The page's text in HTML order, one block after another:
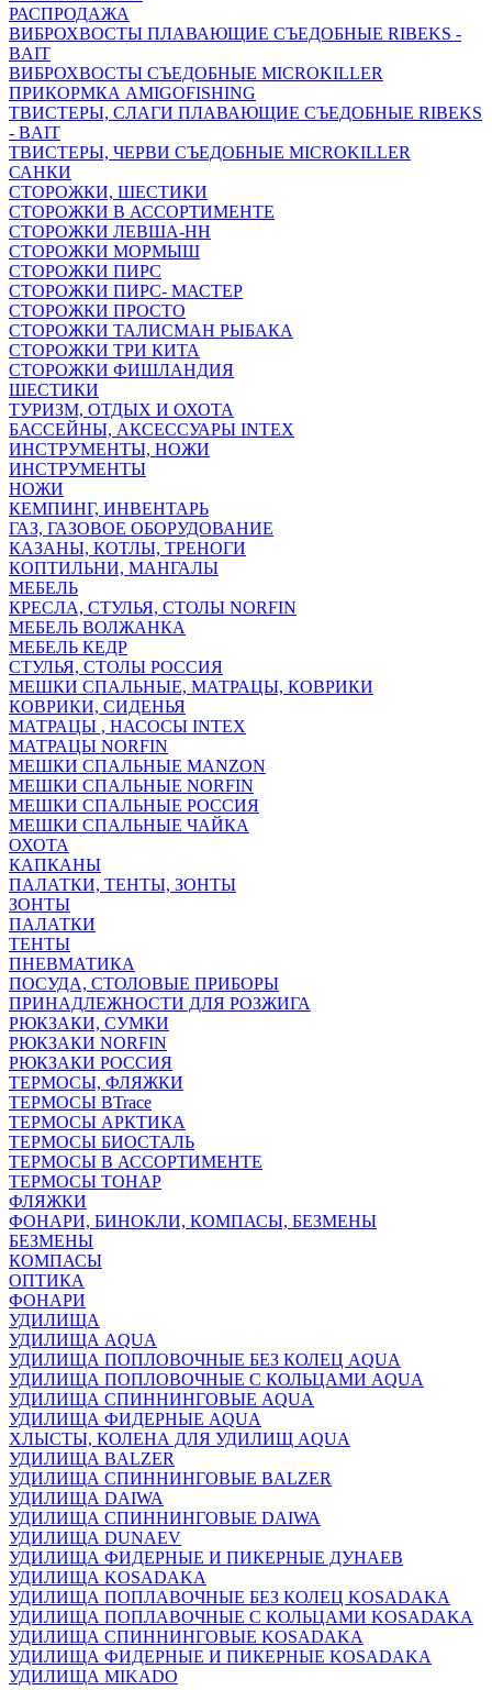
РАСПРОДАЖА
ВИБРОХВОСТЫ ПЛАВАЮЩИЕ СЪЕДОБНЫЕ RIBEKS -
BAIT
ВИБРОХВОСТЫ СЪЕДОБНЫЕ MICROKILLER
ПРИКОРМКА AMIGOFISHING
ТВИСТЕРЫ, СЛАГИ ПЛАВАЮЩИЕ СЪЕДОБНЫЕ RIBEKS
- BAIT
ТВИСТЕРЫ, ЧЕРВИ СЪЕДОБНЫЕ MICROKILLER
САНКИ
СТОРОЖКИ, ШЕСТИКИ
СТОРОЖКИ В АССОРТИМЕНТЕ
СТОРОЖКИ ЛЕВША-НН
СТОРОЖКИ МОРМЫШ
СТОРОЖКИ ПИРС
СТОРОЖКИ ПИРС- МАСТЕР
СТОРОЖКИ ПРОСТО
СТОРОЖКИ ТАЛИСМАН РЫБАКА
СТОРОЖКИ ТРИ КИТА
СТОРОЖКИ ФИШЛАНДИЯ
ШЕСТИКИ
ТУРИЗМ, ОТДЫХ И ОХОТА
БАССЕЙНЫ, АКСЕССУАРЫ INTEX
ИНСТРУМЕНТЫ, НОЖИ
ИНСТРУМЕНТЫ
НОЖИ
КЕМПИНГ, ИНВЕНТАРЬ
ГАЗ, ГАЗОВОЕ ОБОРУДОВАНИЕ
КАЗАНЫ, КОТЛЫ, ТРЕНОГИ
КОПТИЛЬНИ, МАНГАЛЫ
МЕБЕЛЬ
КРЕСЛА, СТУЛЬЯ, СТОЛЫ NORFIN
МЕБЕЛЬ ВОЛЖАНКА
МЕБЕЛЬ КЕДР
СТУЛЬЯ, СТОЛЫ РОССИЯ
МЕШКИ СПАЛЬНЫЕ, МАТРАЦЫ, КОВРИКИ
КОВРИКИ, СИДЕНЬЯ
МАТРАЦЫ , НАСОСЫ INTEX
МАТРАЦЫ NORFIN
МЕШКИ СПАЛЬНЫЕ MANZON
МЕШКИ СПАЛЬНЫЕ NORFIN
МЕШКИ СПАЛЬНЫЕ РОССИЯ
МЕШКИ СПАЛЬНЫЕ ЧАЙКА
ОХОТА
КАПКАНЫ
ПАЛАТКИ, ТЕНТЫ, ЗОНТЫ
ЗОНТЫ
ПАЛАТКИ
ТЕНТЫ
ПНЕВМАТИКА
ПОСУДА, СТОЛОВЫЕ ПРИБОРЫ
ПРИНАДЛЕЖНОСТИ ДЛЯ РОЗЖИГА
РЮКЗАКИ, СУМКИ
РЮКЗАКИ NORFIN
РЮКЗАКИ РОССИЯ
ТЕРМОСЫ, ФЛЯЖКИ
ТЕРМОСЫ BTrace
ТЕРМОСЫ АРКТИКА
ТЕРМОСЫ БИОСТАЛЬ
ТЕРМОСЫ В АССОРТИМЕНТЕ
ТЕРМОСЫ ТОНАР
ФЛЯЖКИ
ФОНАРИ, БИНОКЛИ, КОМПАСЫ, БЕЗМЕНЫ
БЕЗМЕНЫ
КОМПАСЫ
ОПТИКА
ФОНАРИ
УДИЛИЩА
УДИЛИЩА AQUA
УДИЛИЩА ПОПЛОВОЧНЫЕ БЕЗ КОЛЕЦ AQUA
УДИЛИЩА ПОПЛОВОЧНЫЕ С КОЛЬЦАМИ AQUA
УДИЛИЩА СПИННИНГОВЫЕ AQUA
УДИЛИЩА ФИДЕРНЫЕ AQUA
ХЛЫСТЫ, КОЛЕНА ДЛЯ УДИЛИЩ AQUA
УДИЛИЩА BALZER
УДИЛИЩА СПИННИНГОВЫЕ BALZER
УДИЛИЩА DAIWA
УДИЛИЩА СПИННИНГОВЫЕ DAIWA
УДИЛИЩА DUNAEV
УДИЛИЩА ФИДЕРНЫЕ И ПИКЕРНЫЕ ДУНАЕВ
УДИЛИЩА KOSADAKA
УДИЛИЩА ПОПЛАВОЧНЫЕ БЕЗ КОЛЕЦ KOSADAKA
УДИЛИЩА ПОПЛАВОЧНЫЕ С КОЛЬЦАМИ KOSADAKA
УДИЛИЩА СПИННИНГОВЫЕ KOSADAKA
УДИЛИЩА ФИДЕРНЫЕ И ПИКЕРНЫЕ KOSADAKA
УДИЛИЩА MIKADO